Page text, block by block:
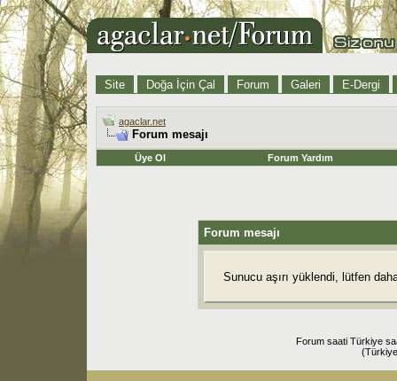
Site Doğa İçin Çal Forum Galeri E-Dergi
agaclar.net
Forum mesajı
Üye Ol Forum Yardım
Forum mesajı
Sunucu aşırı yüklendi, lütfen
Forum saati Türkiye